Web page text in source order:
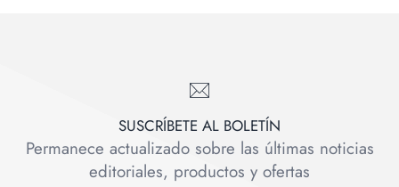
SUSCRÍBETE AL BOLETÍN
Permanece actualizado sobre las últimas noticias
editoriales, productos y ofertas